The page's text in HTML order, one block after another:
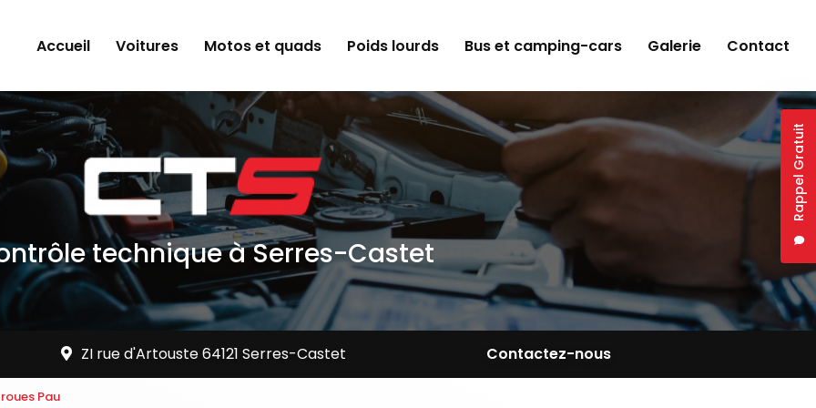
Rappel Gratuit
Accueil
Voitures Motos et quads Poids lourds Bus et camping-cars Galerie Contact
technique à Serres-Castet
ZI rue d'Artouste 64121 Serres-Castet Contactez-nous
Pau